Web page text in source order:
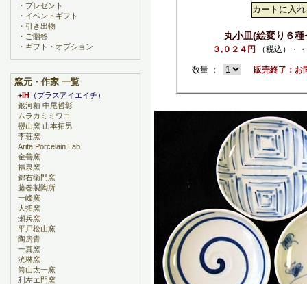
丸小皿(絵変り６種
３,０２４円 （税込）・
数量 ： 販売終了：お
・ プレゼント
・ イベントギフト
・ 引き出物
・ ご贈答
・ ギフト・オプション
窯元・作家 一覧
+IH （プラスアイエイチ）
銀河釉 中尾哲彰
ムラカミミワコ
巒山窯 山本拓男
李荘窯
Arita Porcelain Lab
金善窯
福泉窯
錦右衛門窯
藤巻製陶所
一峰窯
大拓窯
瀬兵窯
平戸松山窯
陶房青
一真窯
洸琳窯
筒山太一窯
利左エ門窯